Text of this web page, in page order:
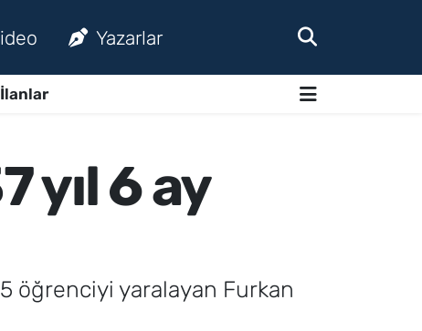
Yazarlar
yıl 6 ay
öğrenciyi yaralayan Furkan